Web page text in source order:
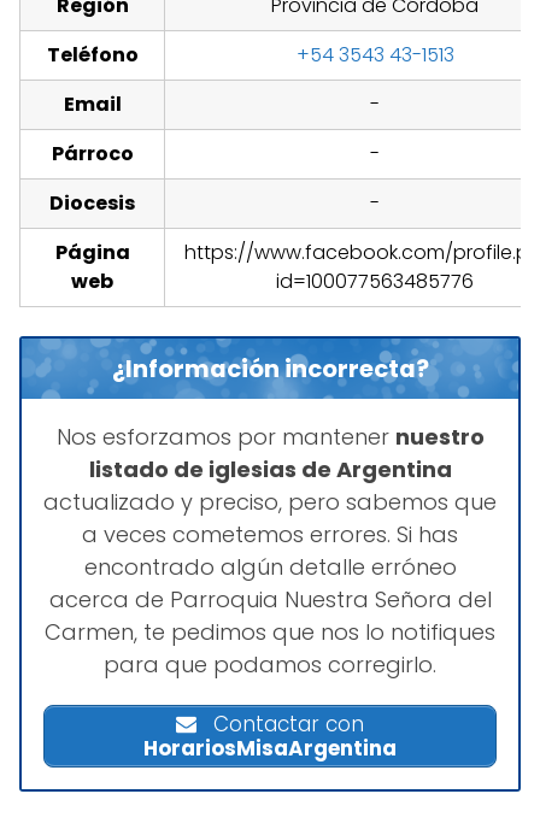
Teléfono
+54 3543 43-1513
Email
-
Párroco
-
Diocesis
-
Página
web
https://www.facebook.com/
id=100077563485776
¿Información incorrecta?
Nos esforzamos por mantener nuestro
listado de iglesias de Argentina
actualizado y preciso, pero sabemos que
a veces cometemos errores. Si has
encontrado algún detalle erróneo
acerca de Parroquia Nuestra Señora del
Carmen, te pedimos que nos lo notifiques
para que podamos corregirlo.
Contactar con
HorariosMisaArgentina